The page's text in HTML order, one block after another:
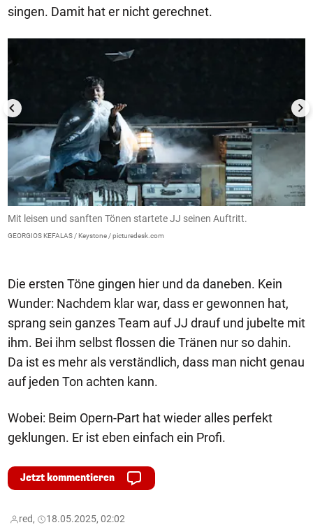
singen. Damit hat er nicht gerechnet.
1/4
Mit leisen und sanften Tönen startete JJ seinen Auftritt.
GEORGIOS KEFALAS / Keystone / picturedesk.com
Die ersten Töne gingen hier und da daneben. Kein
Wunder: Nachdem klar war, dass er gewonnen hat,
sprang sein ganzes Team auf JJ drauf und jubelte mit
ihm. Bei ihm selbst flossen die Tränen nur so dahin.
Da ist es mehr als verständlich, dass man nicht genau
auf jeden Ton achten kann.
Wobei: Beim Opern-Part hat wieder alles perfekt
geklungen. Er ist eben einfach ein Profi.
Jetzt kommentieren
red, 18.05.2025, 02:02